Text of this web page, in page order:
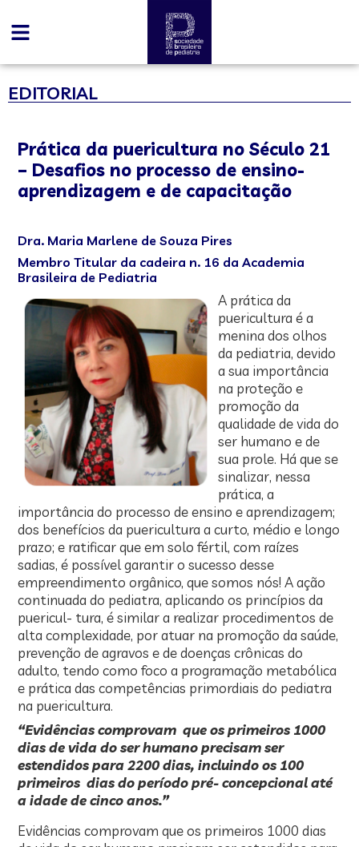
EDITORIAL
Prática da puericultura no Século 21
– Desafios no processo de ensino-
aprendizagem e de capacitação
Dra. Maria Marlene de Souza Pires
Membro Titular da cadeira n. 16 da Academia
Brasileira de Pediatria
A prática da
puericultura é a
menina dos olhos
da pediatria, devido
a sua importância
na proteção e
promoção da
qualidade de vida do
ser humano e de
sua prole. Há que se
sinalizar, nessa
prática, a
importância do processo de ensino e aprendizagem;
dos benefícios da puericultura a curto, médio e longo
prazo; e ratificar que em solo fértil, com raízes
sadias, é possível garantir o sucesso desse
empreendimento orgânico, que somos nós! A ação
continuada do pediatra, aplicando os princípios da
puericul- tura, é similar a realizar procedimentos de
alta complexidade, por atuar na promoção da saúde,
prevenção de agravos e de doenças crônicas do
adulto, tendo como foco a programação metabólica
e prática das competências primordiais do pediatra
na puericultura.
“Evidências comprovam que os primeiros 1000
dias de vida do ser humano precisam ser
estendidos para 2200 dias, incluindo os 100
primeiros dias do período pré- concepcional até
a idade de cinco anos.”
Evidências comprovam que os primeiros 1000 dias